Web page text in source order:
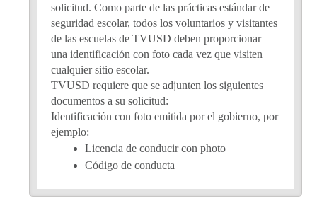
solicitud. Como parte de las prácticas estándar de
seguridad escolar, todos los voluntarios y visitantes
de las escuelas de TVUSD deben proporcionar
una identificación con foto cada vez que visiten
cualquier sitio escolar.
TVUSD requiere que se adjunten los siguientes
documentos a su solicitud:
Identificación con foto emitida por el gobierno, por
ejemplo:
Licencia de conducir con photo
Código de conducta
TB